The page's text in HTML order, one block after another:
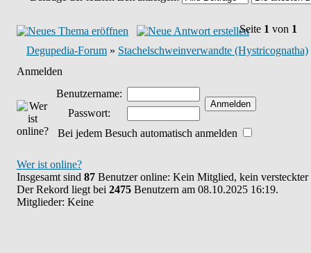
Seite 1 von 1
Degupedia-Forum » Stachelschweinverwandte (Hystricognatha)
Anmelden
Benutzername:
Passwort:
Bei jedem Besuch automatisch anmelden
Wer ist online?
Insgesamt sind 87Benutzer online: Kein Mitglied, kein
Der Rekord liegt bei 2475Benutzern am 08.10.2025 16:19.
Mitglieder: Keine